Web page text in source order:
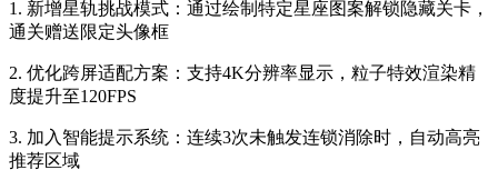
1. 新增星轨挑战模式：通过绘制特定星座图案解锁隐藏关卡，
通关赠送限定头像框
2. 优化跨屏适配方案：支持4K分辨率显示，粒子特效渲染精
度提升至120FPS
3. 加入智能提示系统：连续3次未触发连锁消除时，自动高亮
推荐区域